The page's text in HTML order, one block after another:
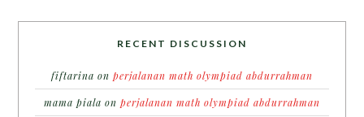
RECENT DISCUSSION
fiftarina on perjalanan math olympiad abdurrahman
mama piala on perjalanan math olympiad abdurrahman